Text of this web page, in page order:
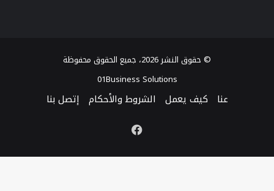
© حقوق النشر 2026، جميع الحقوق محفوظة
01Business Solutions
عنا كيف يعمل الشروط والأحكام إتصل بنا
فيسبوك